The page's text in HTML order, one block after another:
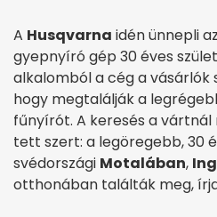
A Husqvarna idén ünnepli
gyepnyíró gép 30 éves
alkalomból a cég a
hogy megtalálják a
fűnyírót. A keresés a
tett szert: a legöregebb, 30
svédországi Motalában,
otthonában találták meg,